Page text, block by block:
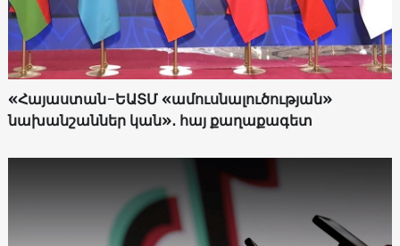
«Հայաստան-ԵԱՏՄ «ամուսնալուծության»
նախանշաններ կան»․ հայ քաղաքագետ